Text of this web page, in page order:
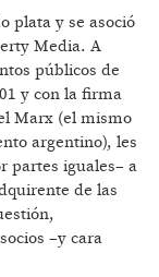
plata y se asoció
Media. A
públicos de
y con la firma
Marx (el mismo
argentino), les
partes iguales– a
de las
–y cara